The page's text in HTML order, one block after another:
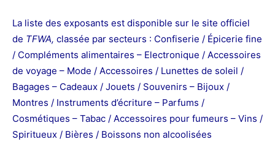
La liste des exposants est disponible sur le site officiel
de TFWA, classée par secteurs : Confiserie / Épicerie fine
/ Compléments alimentaires – Electronique / Accessoires
de voyage – Mode / Accessoires / Lunettes de soleil /
Bagages – Cadeaux / Jouets / Souvenirs – Bijoux /
Montres / Instruments d’écriture – Parfums /
Cosmétiques – Tabac / Accessoires pour fumeurs – Vins /
Spiritueux / Bières / Boissons non alcoolisées